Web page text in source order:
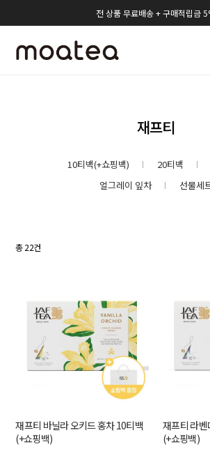
전 상품 무료배송 + 구매적립금
재프티
10티백(+쇼핑백) 20티백
얼그레이 잎차
선물세
총22건
재프티 바닐라 오키드 홍차 10티백
(+쇼핑백)
재프티 라벤
(+쇼핑백)